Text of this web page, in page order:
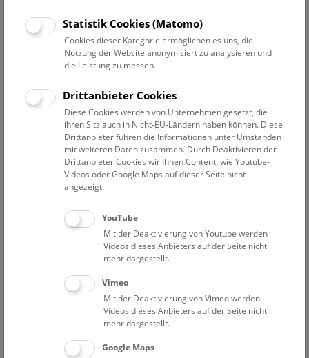
Datum auswählen
Erweiterte Suche
Filter zurücksetzen
6. Juli 2022
Bisher keine Ergebnisse. Dienstags ist das NHM Wien
in der Regel geschlossen. Ausnahmen finden sie
Eine Nacht im Museum
Statistik Cookies (Matomo)
Cookies dieser Kategorie ermöglichen es uns, die
Nutzung der Website anonymisiert zu analysieren und
die Leistung zu messen.
Drittanbieter Cookies
Diese Cookies werden von Unternehmen gesetzt, die
ihren Sitz auch in Nicht-EU-Ländern haben können. Diese
Drittanbieter führen die Informationen unter Umständen
mit weiteren Daten zusammen. Durch Deaktivieren der
Drittanbieter Cookies wir Ihnen Content, wie Youtube-
Videos oder Google Maps auf dieser Seite nicht
angezeigt.
YouTube
Mit der Deaktivierung von Youtube werden
Videos dieses Anbieters auf der Seite nicht
mehr dargestellt.
Vimeo
Mit der Deaktivierung von Vimeo werden
Videos dieses Anbieters auf der Seite nicht
mehr dargestellt.
Google Maps